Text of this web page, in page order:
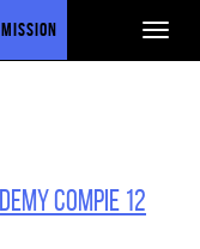
compie 12